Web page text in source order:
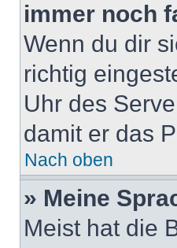
immer noch
Wenn du dir
richtig
Uhr des
damit er das
Nach oben
» Meine
Meist hat die